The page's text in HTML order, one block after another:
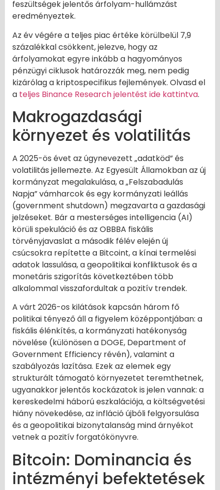
feszültségek jelentős árfolyam-hullámzást
eredményeztek.
Az év végére a teljes piac értéke körülbelül 7,9
százalékkal csökkent, jelezve, hogy az
árfolyamokat egyre inkább a hagyományos
pénzügyi ciklusok határozzák meg, nem pedig
kizárólag a kriptospecifikus fejlemények. Olvasd el
a teljes Binance Research jelentést ide kattintva.
Makrogazdasági
környezet és volatilitás
A 2025-ös évet az úgynevezett „adatköd” és
volatilitás jellemezte. Az Egyesült Államokban az új
kormányzat megalakulása, a „Felszabadulás
Napja” vámharcok és egy kormányzati leállás
(government shutdown) megzavarta a gazdasági
jelzéseket. Bár a mesterséges intelligencia (AI)
körüli spekuláció és az OBBBA fiskális
törvényjavaslat a második félév elején új
csúcsokra repítette a Bitcoint, a kínai termelési
adatok lassulása, a geopolitikai konfliktusok és a
monetáris szigorítás következtében több
alkalommal visszafordultak a pozitív trendek.
A várt 2026-os kilátások kapcsán három fő
politikai tényező áll a figyelem középpontjában: a
fiskális élénkítés, a kormányzati hatékonyság
növelése (különösen a DOGE, Department of
Government Efficiency révén), valamint a
szabályozás lazítása. Ezek az elemek egy
strukturált támogató környezetet teremthetnek,
ugyanakkor jelentős kockázatok is jelen vannak: a
kereskedelmi háború eszkalációja, a költségvetési
hiány növekedése, az infláció újbóli felgyorsulása
és a geopolitikai bizonytalanság mind árnyékot
vetnek a pozitív forgatókönyvre.
Bitcoin: Dominancia és
intézményi befektetések